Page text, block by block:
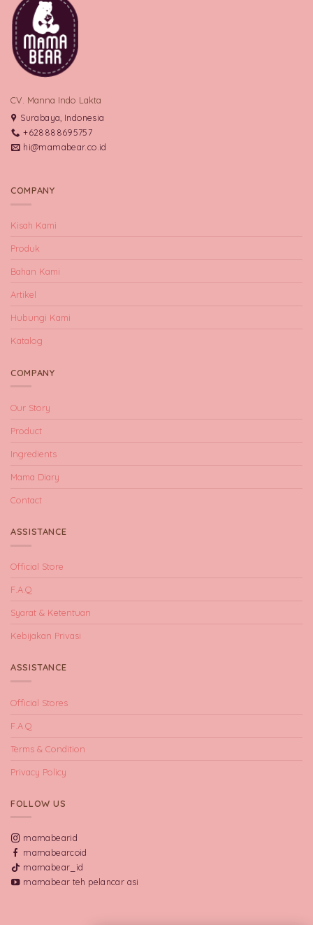
CV. Manna Indo Lakta
Surabaya, Indonesia
+628888695757
hi@mamabear.co.id
COMPANY
Kisah Kami
Produk
Bahan Kami
Artikel
Hubungi Kami
Katalog
COMPANY
Our Story
Product
Ingredients
Mama Diary
Contact
ASSISTANCE
Official Store
F.A.Q
Syarat & Ketentuan
Kebijakan Privasi
ASSISTANCE
Official Stores
F.A.Q
Terms & Condition
Privacy Policy
FOLLOW US
mamabearid
mamabearcoid
mamabear_id
mamabear teh pelancar asi